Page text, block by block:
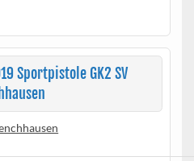
Sportpistole GK2 SV